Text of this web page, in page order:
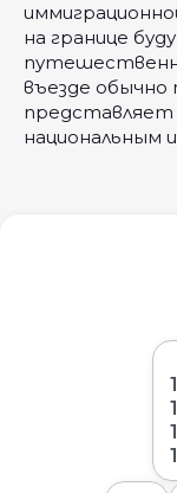
на границе
въезде обычно
представляет
национальным